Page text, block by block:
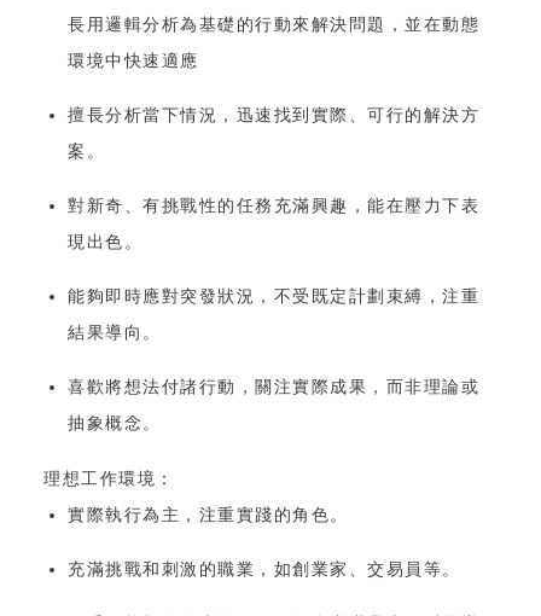
長用邏輯分析為基礎的行動來解決問題，並在動態
環境中快速適應
擅長分析當下情況，迅速找到實際、可行的解決方
案。
對新奇、有挑戰性的任務充滿興趣，能在壓力下表
現出色。
能夠即時應對突發狀況，不受既定計劃束縛，注重
結果導向。
喜歡將想法付諸行動，關注實際成果，而非理論或
抽象概念。
理想工作環境：
實際執行為主，注重實踐的角色。
充滿挑戰和刺激的職業，如創業家、交易員等。